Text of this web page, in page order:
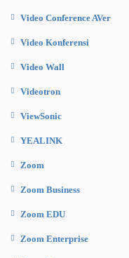
Video Conference AVer
Video Konferensi
Video Wall
Videotron
ViewSonic
YEALINK
Zoom
Zoom Business
Zoom EDU
Zoom Enterprise